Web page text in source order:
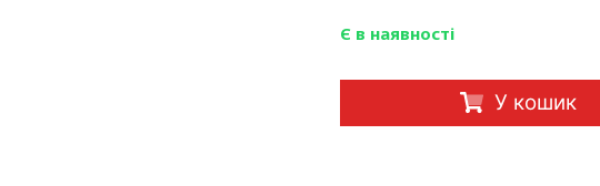
Є в наявності
У кошик